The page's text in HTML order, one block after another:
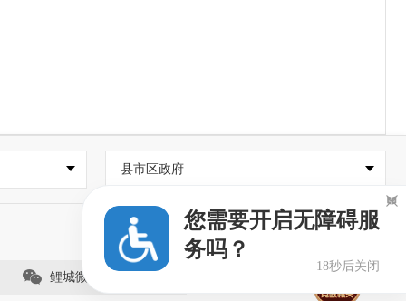
县市区政府
鲤城微事（视频号）
您需要开启无障碍服
务吗？
18秒后关闭
